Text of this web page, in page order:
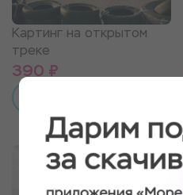
Картинг на открытом
треке
390 ₽